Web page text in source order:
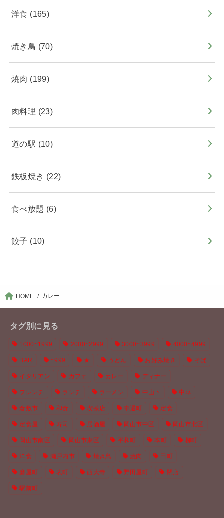
洋食 (165)
焼き鳥 (70)
焼肉 (199)
肉料理 (23)
道の駅 (10)
鉄板焼き (22)
食べ放題 (6)
餃子 (10)
HOME カレー
タグ別に見る
1000~1999 2000~2999 3000~3999 4000~4999
BAR ~999 ★ うどん お好み焼き そば
イタリアン カフェ カレー ディナー
フレンチ ランチ ラーメン 中山下 中華
倉敷市 和食 喫茶店 奉還町 定食
定食屋 寿司 居酒屋 岡山市中区 岡山市北区
岡山市南区 岡山市東区 平和町 本町 柳町
洋食 瀬戸内市 焼き鳥 焼肉 田町
磨屋町 表町 西大寺 野田屋町 閉店
駅前町